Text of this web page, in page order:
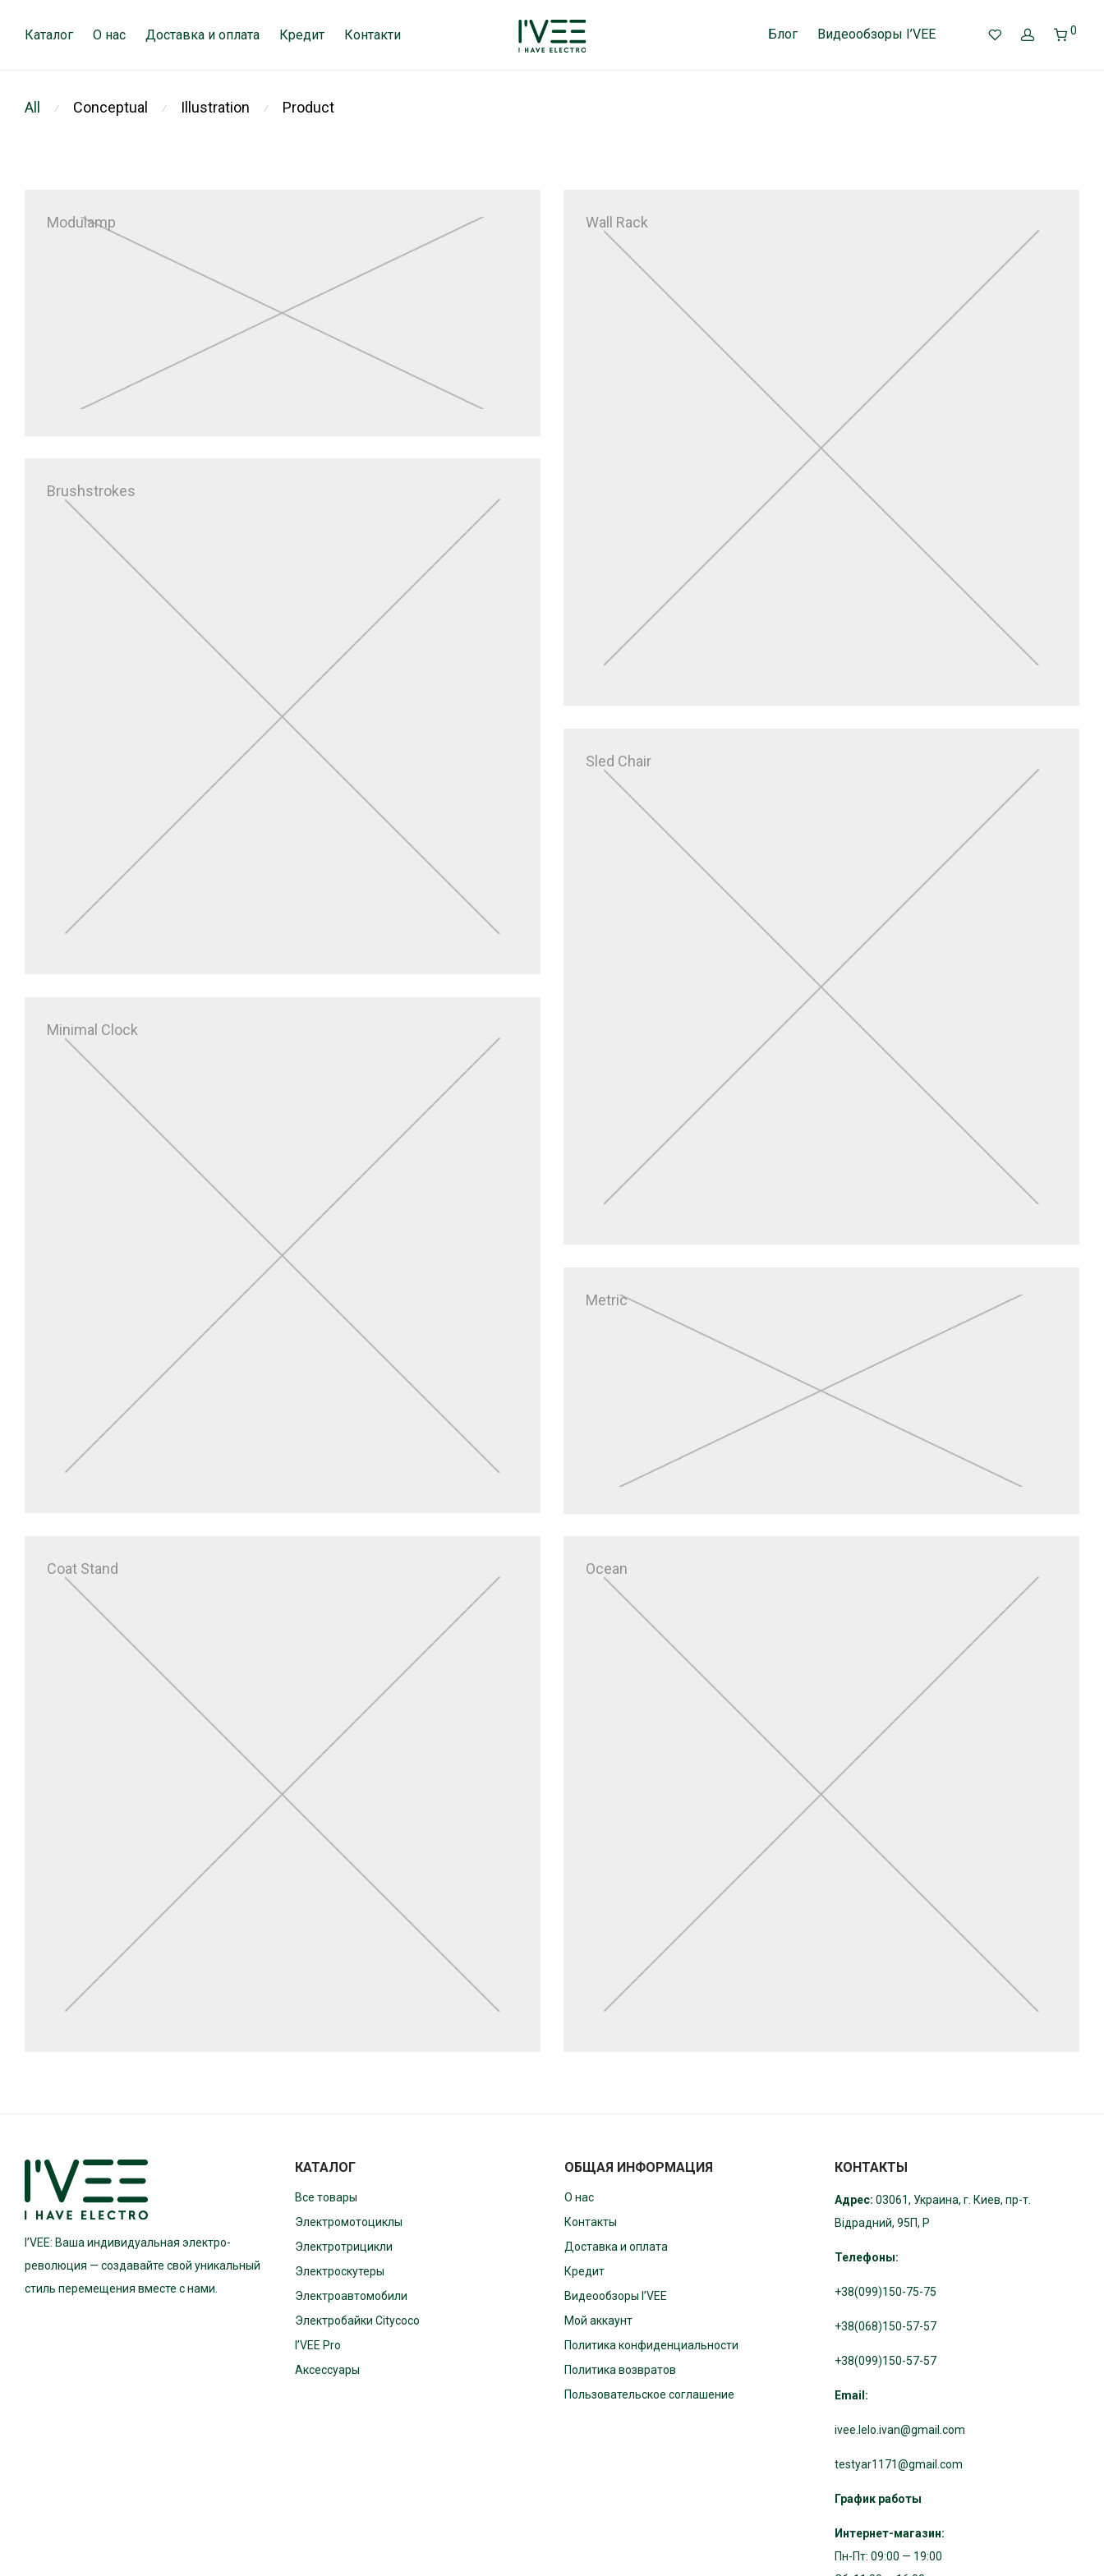
Каталог О нас Доставка и оплата Кредит Контакти Блог Видеообзоры I’VEE 0
All ⁄ Conceptual ⁄ Illustration ⁄ Product
Modulamp Wall Rack
Brushstrokes
Sled Chair
Minimal Clock
Metric
Coat Stand Ocean
I’VEE: Ваша индивидуальная электро-
революция — создавайте свой уникальный
стиль перемещения вместе с нами.
КАТАЛОГ
Все товары
Электромотоциклы
Электротрицикли
Электроскутеры
Электроавтомобили
Электробайки Citycoco
I’VEE Pro
Аксессуары
ОБЩАЯ ИНФОРМАЦИЯ
О нас
Контакты
Доставка и оплата
Кредит
Видеообзоры I’VEE
Мой аккаунт
Политика конфиденциальности
Политика возвратов
Пользовательское соглашение
КОНТАКТЫ
Адрес: 03061, Украина, г. Киев, пр-т.
Відрадний, 95П, Р
Телефоны:
+38(099)150-75-75
+38(068)150-57-57
+38(099)150-57-57
Email:
ivee.lelo.ivan@gmail.com
testyar1171@gmail.com
График работы
Интернет-магазин:
Пн-Пт: 09:00 — 19:00